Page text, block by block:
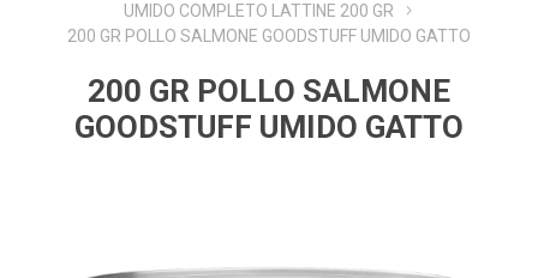
UMIDO COMPLETO LATTINE 200 GR
200 GR POLLO SALMONE GOODSTUFF UMIDO GATTO
200 GR POLLO SALMONE
GOODSTUFF UMIDO GATTO